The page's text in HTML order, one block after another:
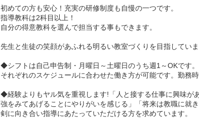
初めての方も安心！充実の研修制度も自慢の一つです。
指導教科は2科目以上！
自分の得意教科を選んで担当する事もできます。
先生と生徒の笑顔があふれる明るい教室づくりを目指していま
◆シフトは自己申告制・月曜日～土曜日のうち週1～OKです。
それぞれのスケジュールに合わせた働き方が可能です。勤務時
◆経験よりもヤル気を重視します!「人と接する仕事に興味が
強をみてあげることにやりがいを感じる」「将来は教職に就
剣に向き合い指導にあたっていただける方を求めています。